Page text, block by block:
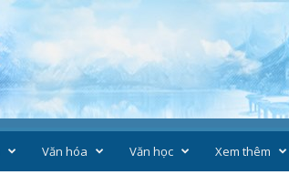
Văn hóa Văn học Xem thêm